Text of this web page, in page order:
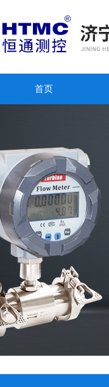
首页